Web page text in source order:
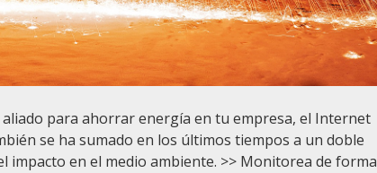
para ahorrar energía en tu empresa, el Internet
se ha sumado en los últimos tiempos a un doble
en el medio ambiente. >> Monitorea de forma